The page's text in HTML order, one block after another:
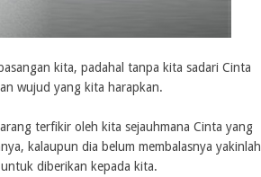
kita, padahal tanpa kita sadari Cinta
wujud yang kita harapkan.
terfikir oleh kita sejauhmana Cinta yang
kalaupun dia belum membalasnya yakinlah
diberikan kepada kita.